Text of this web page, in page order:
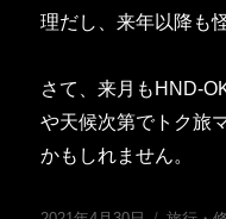
理だし、来年以降も
さて、来月もHND-
や天候次第でトク旅
かもしれません。